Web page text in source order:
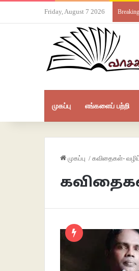
Friday, August 7 2026
முகப்பு எங்களைப் பற்றி
முகப்பு / கவிதைகள்-